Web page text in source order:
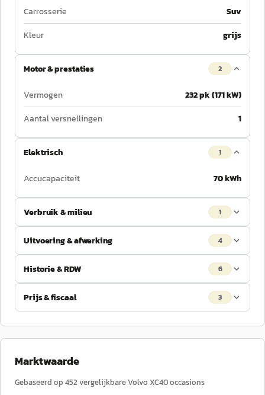
Carrosserie
Suv
Kleur
grijs
Motor & prestaties 2
Vermogen
232 pk (171 kW)
Aantal versnellingen
1
Elektrisch 1
Accucapaciteit 70 kWh
Verbruik & milieu 1
Uitvoering & afwerking 4
Historie & RDW 6
Prijs & fiscaal 3
Marktwaarde
Gebaseerd op 452 vergelijkbareVolvo XC40occasions